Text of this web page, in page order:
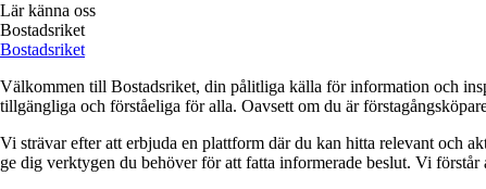
Lär känna oss
Bostadsriket
Bostadsriket
Välkommen till Bostadsriket, din pålitliga källa för information och
tillgängliga och förståeliga för alla. Oavsett om du är
Vi strävar efter att erbjuda en plattform där du kan hitta relevant och
ge dig verktygen du behöver för att fatta informerade beslut. Vi